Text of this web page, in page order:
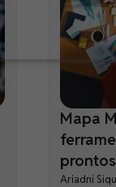
Mapa
prontos
Ariadni